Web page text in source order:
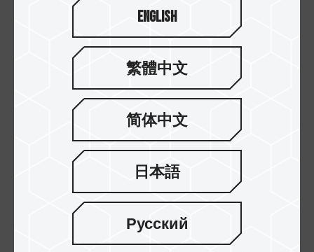
从整体系统来看，内存与固态硬盘并不是互相替代
固态硬盘负责“读写速度”和加载效率
内存负责“运行流畅度”和多任务稳定性
预算有限时，建议优先解决最明显的瓶颈，而不是
常见情况
顿、多任务
切换程序
慢、开多
个网页就
优先升级内存，改善最
直接
English
繁體中文
简体中文
日本語
Русский